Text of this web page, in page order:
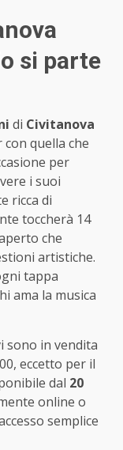
si parte
di Civitanova
quella che
per
i suoi
ricca di
toccherà 14
che
artistiche.
tappa
ama la musica
sono in vendita
eccetto per il
dal 20
online o
semplice